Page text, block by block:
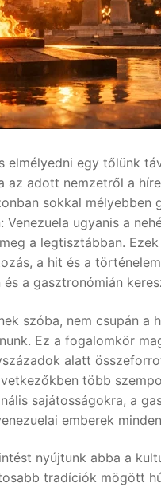
elmélyedni egy tőlünk
az adott nemzetről a
sokkal
ugyanis a
a legtisztábban.
a hit és a
a gasztronómián
szóba, nem csupán a
Ez a fogalomkör
alatt
több
sajátosságokra, a
emberek
nyújtunk abba a
tradíciók mögött